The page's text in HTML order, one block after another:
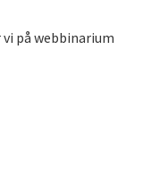
på webbinarium